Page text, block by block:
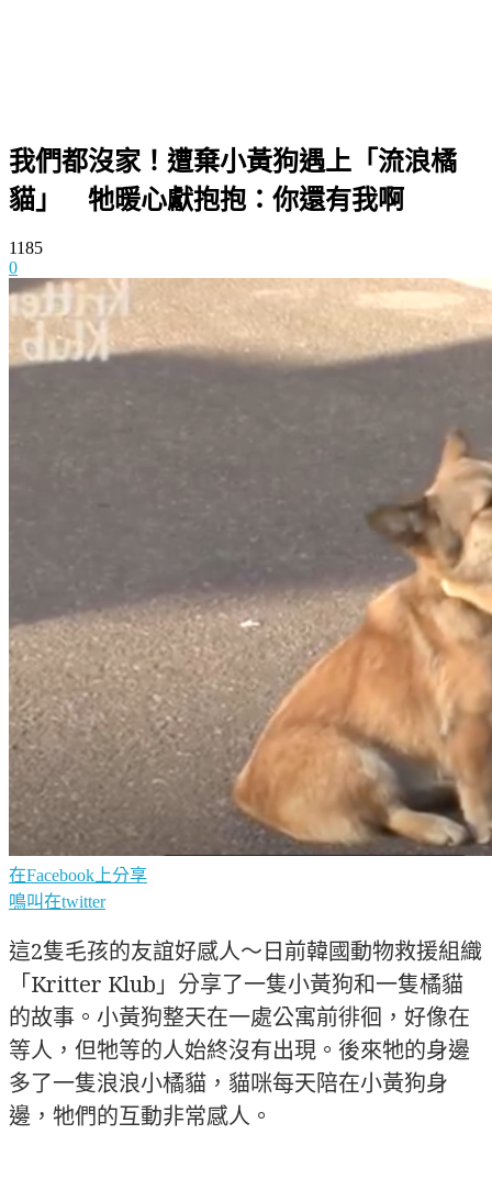
我們都沒家！遭棄小黃狗遇上「流浪橘
貓」 牠暖心獻抱抱：你還有我啊
1185
0
在Facebook上分享
鳴叫在twitter
這2隻毛孩的友誼好感人～日前韓國動物救援組織
「Kritter Klub」分享了一隻小黃狗和一隻橘貓
的故事。小黃狗整天在一處公寓前徘徊，好像在
等人，但牠等的人始終沒有出現。後來牠的身邊
多了一隻浪浪小橘貓，貓咪每天陪在小黃狗身
邊，牠們的互動非常感人。